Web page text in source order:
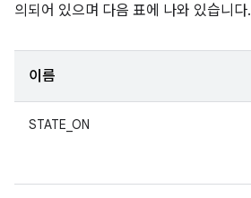
의되어 있으며 다음 표에 나와 있습니다.
이름
STATE_ON